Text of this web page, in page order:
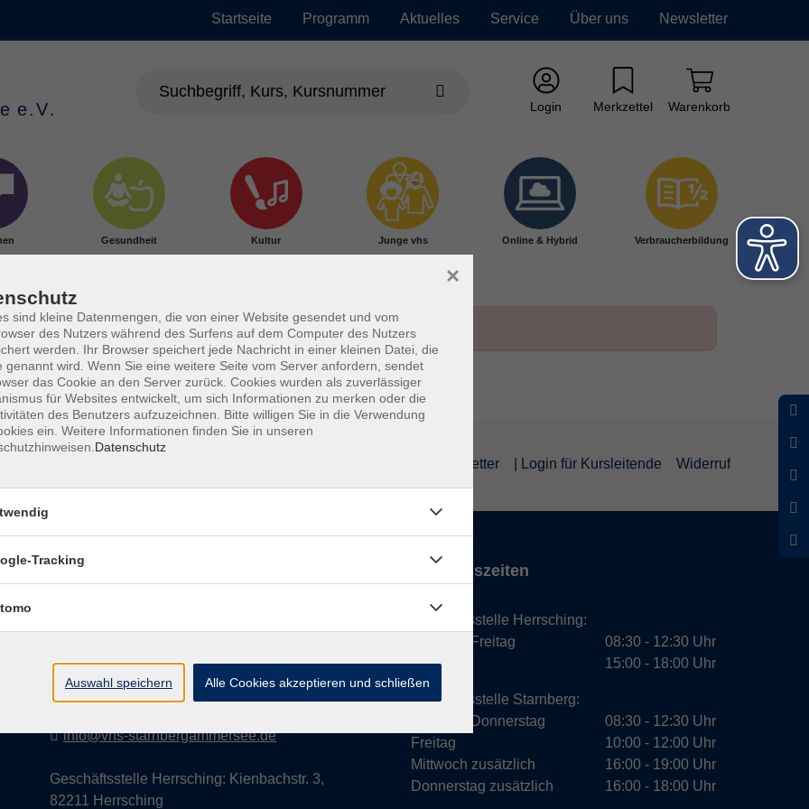
Startseite Programm Aktuelles Service Über uns Newsletter
Login Merkzettel Warenkorb
Gesundheit Kultur Junge vhs Online & Hybrid Verbraucherbildung
Newsletter | Login für Kursleitende Widerruf
Kontakt
Geschäftsstelle Starnberg: Bahnhofplatz 14,
info@vhs-starnbergammersee.de
Geschäftsstelle Herrsching: Kienbachstr. 3,
82211 Herrsching
Öffnungszeiten
Geschäftsstelle Herrsching:
Montag - Freitag
Dienstag
08:30 - 12:30 Uhr
15:00 - 18:00 Uhr
Geschäftsstelle Starnberg:
Montag - Donnerstag
Freitag
Mittwoch zusätzlich
Donnerstag zusätzlich
08:30 - 12:30 Uhr
10:00 - 12:00 Uhr
16:00 - 19:00 Uhr
16:00 - 18:00 Uhr
sind kleine Datenmengen, die von einer Website gesendet und vom
des Nutzers während des Surfens auf dem Computer des Nutzers
werden. Ihr Browser speichert jede Nachricht in einer kleinen Datei, die
genannt wird. Wenn Sie eine weitere Seite vom Server anfordern, sendet
das Cookie an den Server zurück. Cookies wurden als zuverlässiger
für Websites entwickelt, um sich Informationen zu merken oder die
des Benutzers aufzuzeichnen. Bitte willigen Sie in die Verwendung
ein. Weitere Informationen finden Sie in unseren
Datenschutz
×
Tracking
Auswahl speichern Alle Cookies akzeptieren und schließen